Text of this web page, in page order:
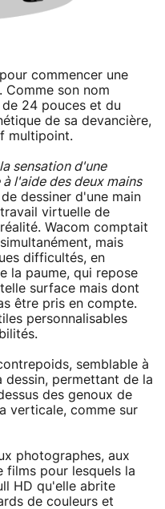
commencer une
Comme son nom
24 pouces et du
de sa devancière,
multipoint.
sensation d'une
l'aide des deux mains
dessiner d'une main
virtuelle de
Wacom comptait
mais
difficultés, en
la paume, qui repose
surface mais dont
être pris en compte.
personnalisables
semblable à
dessin, permettant de la
des genoux de
verticale, comme sur
photographes, aux
films pour lesquels la
HD qu'elle abrite
de couleurs et